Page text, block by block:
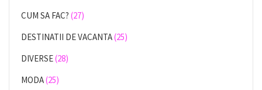
CUM SA FAC? (27)
DESTINATII DE VACANTA(25)
DIVERSE(28)
MODA(25)